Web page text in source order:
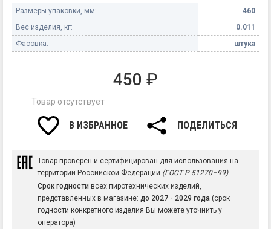
Размеры упаковки, мм:
460
Вес изделия, кг:
0.011
Фасовка:
штука
450 ₽
Товар отсутствует
В ИЗБРАННОЕ ПОДЕЛИТЬСЯ
Товар проверен и сертифицирован для использования на
территории Российской Федерации (ГОСТ Р 51270–99)
Срок годности всех пиротехнических изделий,
представленных в магазине: до 2027 - 2029 года (срок
годности конкретного изделия Вы можете уточнить у
оператора)